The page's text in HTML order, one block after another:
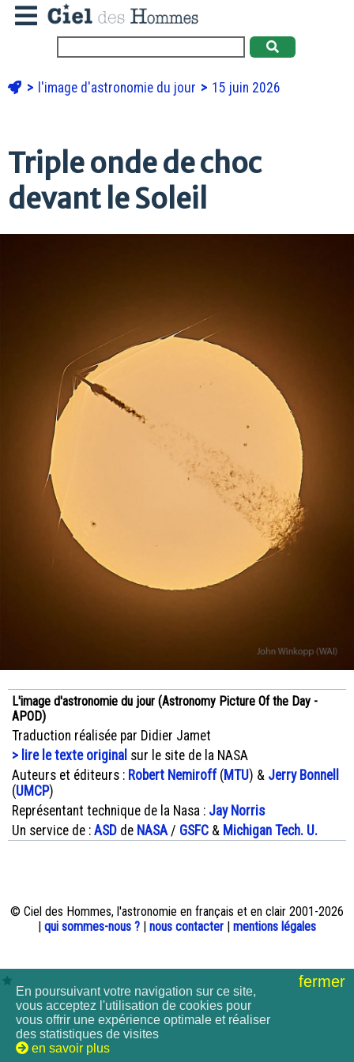
l'image d'astronomie du jour 15 juin 2026
Triple onde de choc
devant le Soleil
L'image d'astronomie du jour (Astronomy Picture Of the Day -
APOD)
Traduction réalisée par Didier Jamet
> lire le texte original sur le site de la NASA
Auteurs et éditeurs : Robert Nemiroff(MTU) & Jerry Bonnell
(UMCP)
Représentant technique de la Nasa : Jay Norris
Un service de : ASD de NASA / GSFC & Michigan Tech. U.
© Ciel des Hommes, l'astronomie en français et en clair 2001-2026
| qui sommes-nous ? | nous contacter | mentions légales
fermer
En poursuivant votre navigation sur ce site,
vous acceptez l'utilisation de cookies pour
vous offrir une expérience optimale et réaliser
des statistiques de visites
en savoir plus